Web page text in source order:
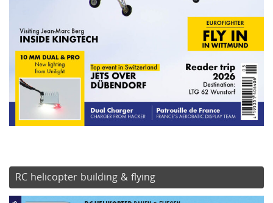
RC helicopter building & flying